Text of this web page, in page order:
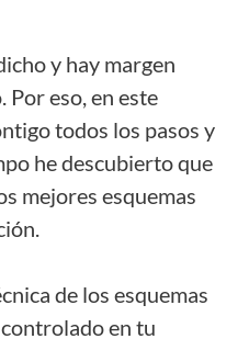
y hay margen
Por eso, en este
todos los pasos y
he descubierto que
mejores esquemas
de los esquemas
en tu